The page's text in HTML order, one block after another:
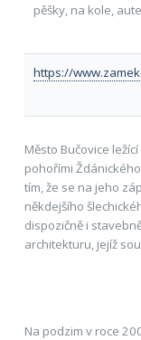
pěšky, na kole,
https://
Město Bučovice
pohořími
tím, že se na jeho
někdejšího
dispozičně i
architekturu, jejíž
Na podzim v roce